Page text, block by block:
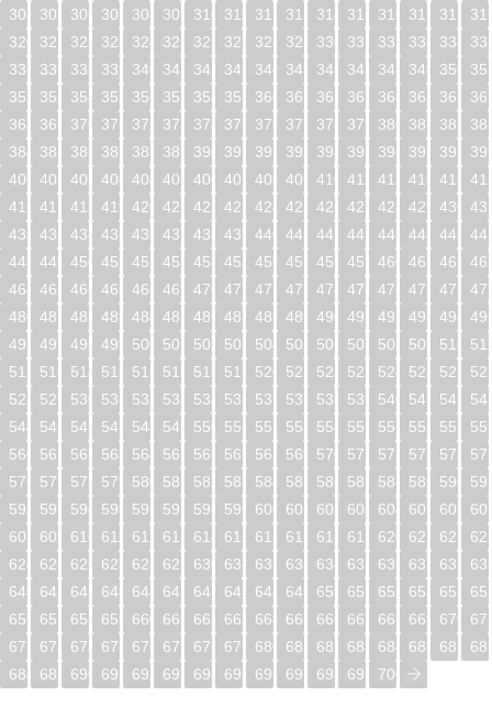
304
305 306 307 308 309 310 311 312 313 314 315 316 317 318
320
321 322 323 324 325 326 327 328 329 330 331 332 333 334
336
337 338 339 340 341 342 343 344 345 346 347 348 349 350
352
353 354 355 356 357 358 359 360 361 362 363 364 365 366
368
369 370 371 372 373 374 375 376 377 378 379 380 381 382
384
385 386 387 388 389 390 391 392 393 394 395 396 397 398
400
401 402 403 404 405 406 407 408 409 410 411 412 413 414
416
417 418 419 420 421 422 423 424 425 426 427 428 429 430
432
433 434 435 436 437 438 439 440 441 442 443 444 445 446
448
449 450 451 452 453 454 455 456 457 458 459 460 461 462
464
465 466 467 468 469 470 471 472 473 474 475 476 477 478
480
481 482 483 484 485 486 487 488 489 490 491 492 493 494
496
497 498 499 500 501 502 503 504 505 506 507 508 509 510
512
513 514 515 516 517 518 519 520 521 522 523 524 525 526
528
529 530 531 532 533 534 535 536 537 538 539 540 541 542
544
545 546 547 548 549 550 551 552 553 554 555 556 557 558
560
561 562 563 564 565 566 567 568 569 570 571 572 573 574
576
577 578 579 580 581 582 583 584 585 586 587 588 589 590
592
593 594 595 596 597 598 599 600 601 602 603 604 605 606
608
609 610 611 612 613 614 615 616 617 618 619 620 621 622
624
625 626 627 628 629 630 631 632 633 634 635 636 637 638
640
641 642 643 644 645 646 647 648 649 650 651 652 653 654
656
657 658 659 660 661 662 663 664 665 666 667 668 669 670
672
673 674 675 676 677 678 679 680 681 682 683 684 685 686
688
689 690 691 692 693 694 695 696 697 698 699 700